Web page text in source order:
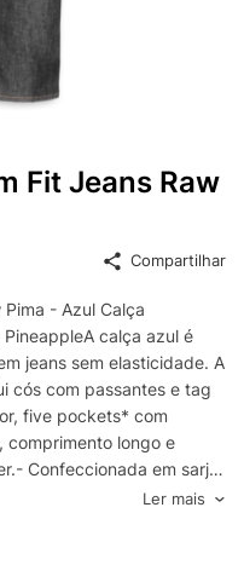
Fit Jeans Raw
Compartilhar
- Azul Calça
PineappleA calça azul é
jeans sem elasticidade. A
cós com passantes e tag
five pockets* com
comprimento longo e
Confeccionada em sarja
slim fit- Cós com
Detalhe de tag e
Fechamento frontal por
na
Ler mais